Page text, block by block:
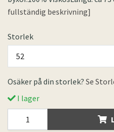
fullständig beskrivning]
Storlek
52
Osäker på din storlek? Se
I lager